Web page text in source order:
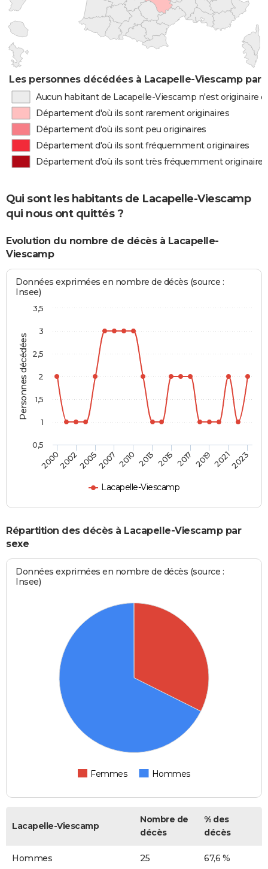
Les personnes décédées à Lacapelle-Viescamp par
Aucun habitant de Lacapelle-Viescamp n'est originaire
Département d'où ils sont rarement originaires
Département d'où ils sont peu originaires
Département d'où ils sont fréquemment originaires
Département d'où ils sont très fréquemment originaires
Qui sont les habitants de Lacapelle-Viescamp
qui nous ont quittés ?
Evolution du nombre de décès à Lacapelle-
Viescamp
Personnes décédées
Données exprimées en nombre de décès (source :
Insee)
Lacapelle-Viescamp
2000200220052007 2010 2013 2015 2017 2019 20212023
0,5
1
1,5
2
2,5
3
3,5
Répartition des décès à Lacapelle-Viescamp par
sexe
Données exprimées en nombre de décès (source :
Insee)
Femmes Hommes
Lacapelle-Viescamp
Nombre de
décès
% des
décès
Hommes 25 67,6 %